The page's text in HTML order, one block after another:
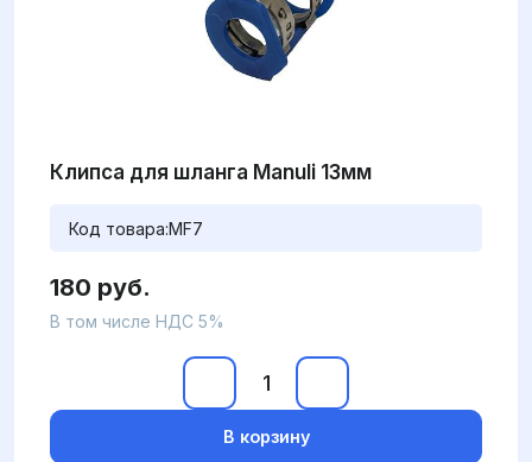
Клипса для шланга Manuli 13мм
Код товара:MF7
180 руб.
В том числе НДС 5%
В корзину